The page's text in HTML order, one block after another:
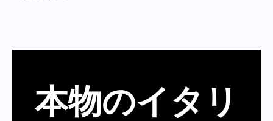
本物のイタリ